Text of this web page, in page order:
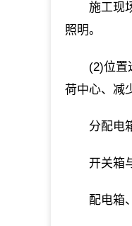
施工现
照明。
(2)位置
荷中心、减
分配电
开关箱
配电箱